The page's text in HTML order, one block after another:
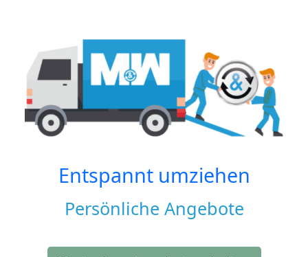
Entspannt umziehen
Persönliche Angebote